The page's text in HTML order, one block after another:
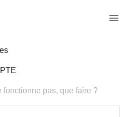
fonctionne pas, que faire ?